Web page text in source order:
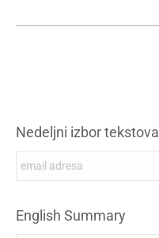
Nedeljni izbor tekstova
English Summary